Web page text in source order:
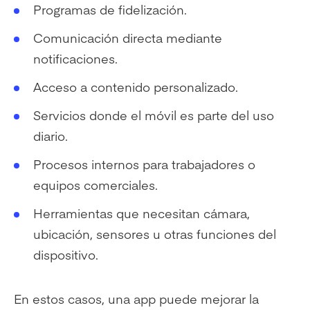
Programas de fidelización.
Comunicación directa mediante
notificaciones.
Acceso a contenido personalizado.
Servicios donde el móvil es parte del uso
diario.
Procesos internos para trabajadores o
equipos comerciales.
Herramientas que necesitan cámara,
ubicación, sensores u otras funciones del
dispositivo.
En estos casos, una app puede mejorar la